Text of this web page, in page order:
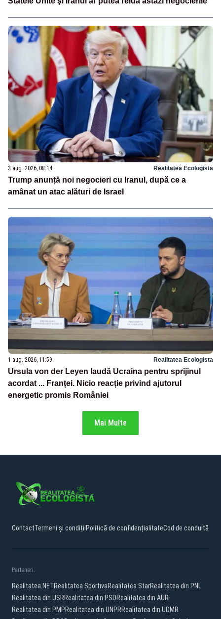
3 aug. 2026, 08:14 Realitatea Ecologista
Trump anunță noi negocieri cu Iranul, după ce a
amânat un atac alături de Israel
1 aug. 2026, 11:59 Realitatea Ecologista
Ursula von der Leyen laudă Ucraina pentru sprijinul
acordat ... Franței. Nicio reacție privind ajutorul
energetic promis României
Mai Multe
ContactTermeni și condițiiPolitică de confidențialitateCod de conduită
Parteneri:
Realitatea.NETRealitatea SportivaRealitatea StarRealitatea din PNL
Realitatea din USRRealitatea din PSDRealitatea din AUR
Realitatea din PMPRealitatea din UNPRRealitatea din UDMR